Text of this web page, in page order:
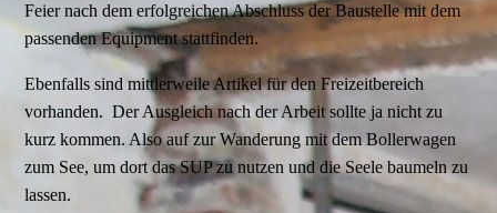
Feier nach dem erfolgreichen Abschluss der Baustelle mit dem
passenden Equipment stattfinden.
Ebenfalls sind mittlerweile Artikel für den Freizeitbereich
vorhanden. Der Ausgleich nach der Arbeit sollte ja nicht zu
kurz kommen. Also auf zur Wanderung mit dem Bollerwagen
zum See, um dort das SUP zu nutzen und die Seele baumeln zu
lassen.